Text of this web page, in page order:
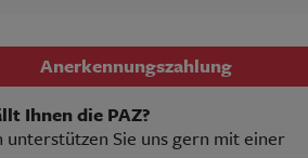
Anerkennungszahlung
Ihnen die PAZ?
unterstützen Sie uns gern mit einer